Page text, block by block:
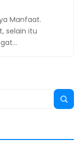
Manfaat.
selain itu
Search